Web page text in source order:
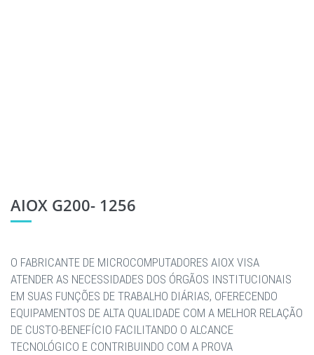
AIOX G200- 1256
O FABRICANTE DE MICROCOMPUTADORES AIOX VISA
ATENDER AS NECESSIDADES DOS ÓRGÃOS INSTITUCIONAIS
EM SUAS FUNÇÕES DE TRABALHO DIÁRIAS, OFERECENDO
EQUIPAMENTOS DE ALTA QUALIDADE COM A MELHOR RELAÇÃO
DE CUSTO-BENEFÍCIO FACILITANDO O ALCANCE
TECNOLÓGICO E CONTRIBUINDO COM A PROVA